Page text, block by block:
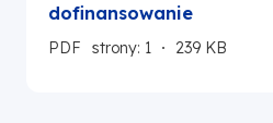
dofinansowanie
PDF strony: 1 239 KB